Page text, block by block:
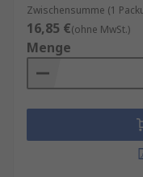
Zwischensumme (1
16,85 €(ohne MwSt.)
Menge